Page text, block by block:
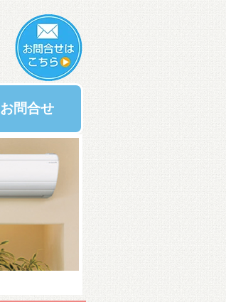
お問合せ